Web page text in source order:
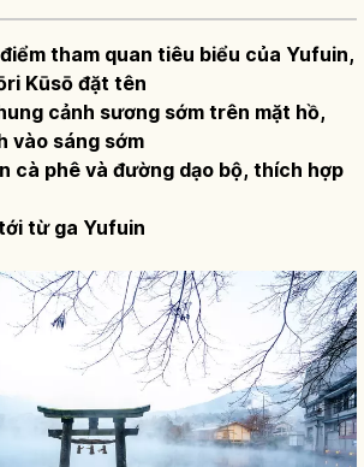
tham quan tiêu biểu của Yufuin,
Kūsō đặt tên
cảnh sương sớm trên mặt hồ,
vào sáng sớm
cà phê và đường dạo bộ, thích hợp
từ ga Yufuin